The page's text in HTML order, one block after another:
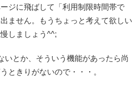
ジに飛ばして「利用制限時間帯で
ません。もうちょっと考えて欲しい
しましょう^^;
いとか、そういう機能があったら尚
ときりがないので・・・。